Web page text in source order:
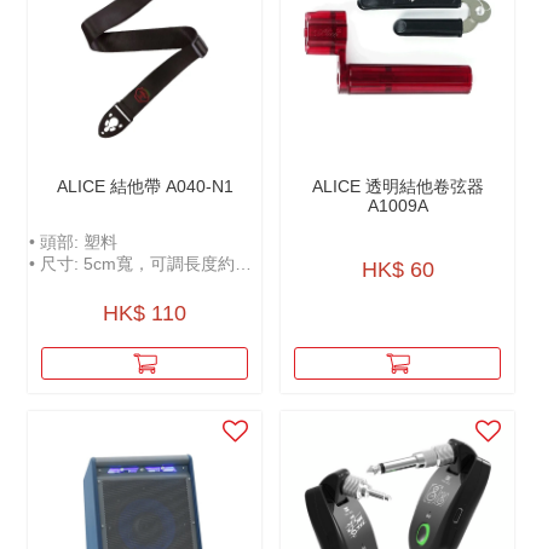
ALICE 結他帶 A040-N1
• 頭部: 塑料
• 尺寸: 5cm寬，可調長度約
• 可放置撥片HK$ 110
ALICE 透明結他卷弦器
A1009A
HK$ 60